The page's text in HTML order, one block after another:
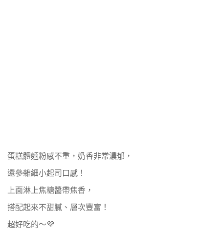
蛋糕體麵粉感不重，奶香非常濃郁，
還參雜細小起司口感！
上面淋上焦糖醬帶焦香，
搭配起來不甜膩、層次豐富！
超好吃的～💜